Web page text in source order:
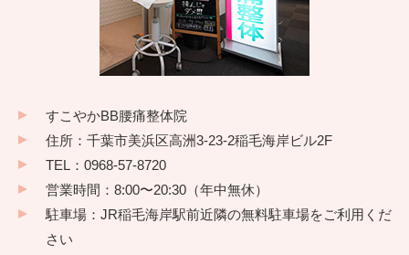
すこやかBB腰痛整体院
住所：千葉市美浜区高洲3-23-2稲毛海岸ビル2F
TEL：0968-57-8720
営業時間：8:00〜20:30（年中無休）
駐車場：JR稲毛海岸駅前近隣の無料駐車場をご利用くだ
さい